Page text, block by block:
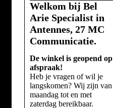
Welkom bij Bel
Arie Specialist in
Antennes, 27 MC
Communicatie.
De winkel is geopend op
afspraak!
Heb je vragen of wil je
langskomen? Wij zijn van
maandag tot en met
zaterdag bereikbaar.